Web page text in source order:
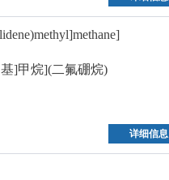
]甲烷](二氟硼烷)
详细信息